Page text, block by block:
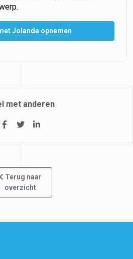
Jolanda opnemen
met anderen
Terug naar
overzicht